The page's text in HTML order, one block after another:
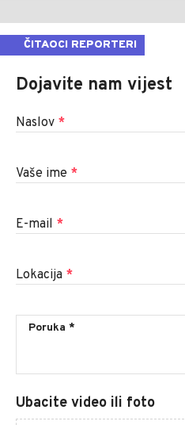
ČITAOCI REPORTERI
Dojavite nam vijest
Naslov *
Vaše ime *
E-mail *
Lokacija *
Ubacite video ili foto